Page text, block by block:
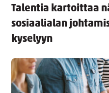
Talentia kartoittaa
sosiaalialan
kyselyyn